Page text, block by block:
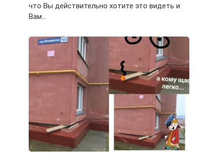
что Вы действительно хотите это видеть и
Вам…